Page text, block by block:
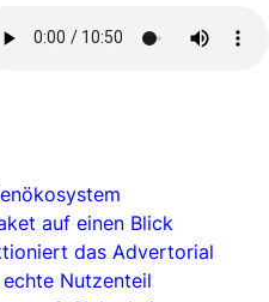
auf einen Blick
das Advertorial
Nutzenteil